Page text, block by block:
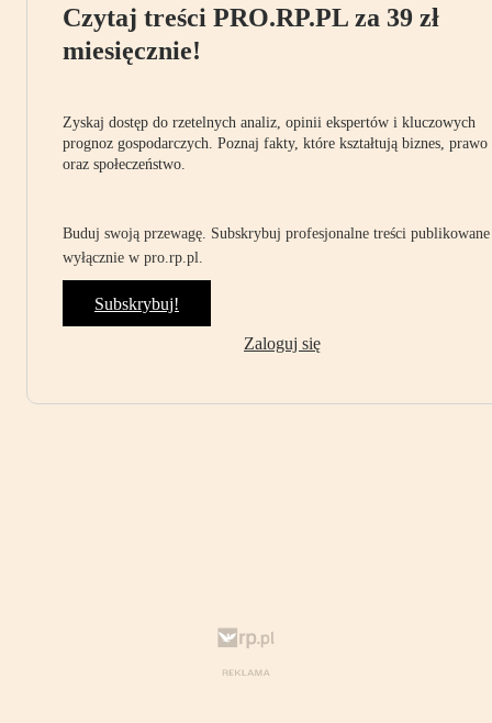
Czytaj treści PRO.RP.PL za 39 zł
miesięcznie!
Zyskaj dostęp do rzetelnych analiz, opinii ekspertów i kluczowych
prognoz gospodarczych. Poznaj fakty, które kształtują biznes, prawo
oraz społeczeństwo.
Buduj swoją przewagę. Subskrybuj profesjonalne treści publikowane
wyłącznie w pro.rp.pl.
Subskrybuj!
Zaloguj się